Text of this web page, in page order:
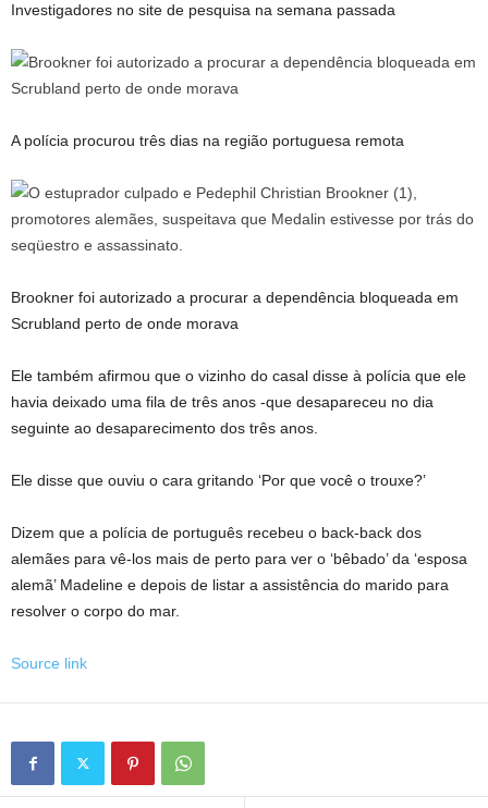
Investigadores no site de pesquisa na semana passada
A polícia procurou três dias na região portuguesa remota
Brookner foi autorizado a procurar a dependência bloqueada em
Scrubland perto de onde morava
Ele também afirmou que o vizinho do casal disse à polícia que ele
havia deixado uma fila de três anos -que desapareceu no dia
seguinte ao desaparecimento dos três anos.
Ele disse que ouviu o cara gritando ‘Por que você o trouxe?’
Dizem que a polícia de português recebeu o back-back dos
alemães para vê-los mais de perto para ver o ‘bêbado’ da ‘esposa
alemã’ Madeline e depois de listar a assistência do marido para
resolver o corpo do mar.
Source link